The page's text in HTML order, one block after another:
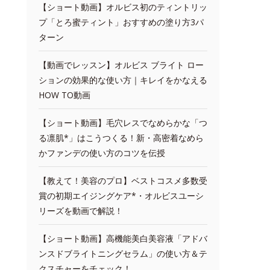
【ショート動画】オルビス初のティントリッ
プ「とろ蜜ティント」おすすめの塗り方3パ
ターン
【動画でレッスン】オルビス ブライト ロー
ションの効果的な使い方｜キレイをかなえる
HOW TO動画
【ショート動画】毛穴レスでなめらかな「つ
る凛肌*」はこうつくる！新・高密着なめら
かファンデの使い方のコツを伝授
【教えて！美容のプロ】ベストコスメ多数受
賞の初期エイジングケア*・オルビスユーシ
リーズを動画で解説！
【ショート動画】高機能美白美容液「アドバ
ンスドブライトニングセラム」の使い方＆テ